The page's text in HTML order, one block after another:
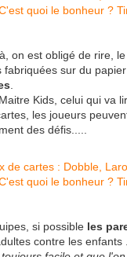
on est obligé de rire,
fabriquées sur du
Kids, celui qui va
les joueurs
des défis.....
si possible les
contre les enfants